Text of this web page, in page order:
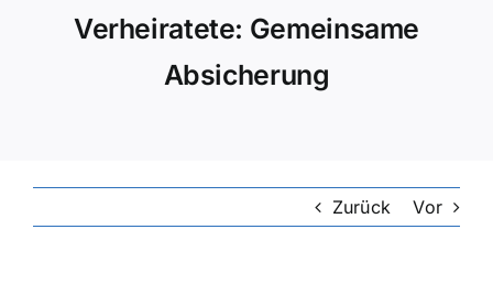
Verheiratete: Gemeinsame
Absicherung
Zurück Vor